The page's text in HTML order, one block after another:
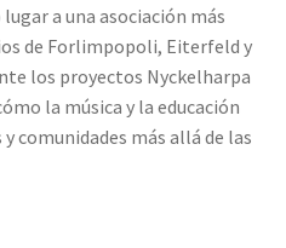
a una asociación más
de Forlimpopoli, Eiterfeld y
los proyectos Nyckelharpa
la música y la educación
comunidades más allá de las